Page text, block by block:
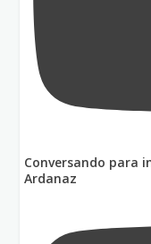
Conversando para
Ardanaz